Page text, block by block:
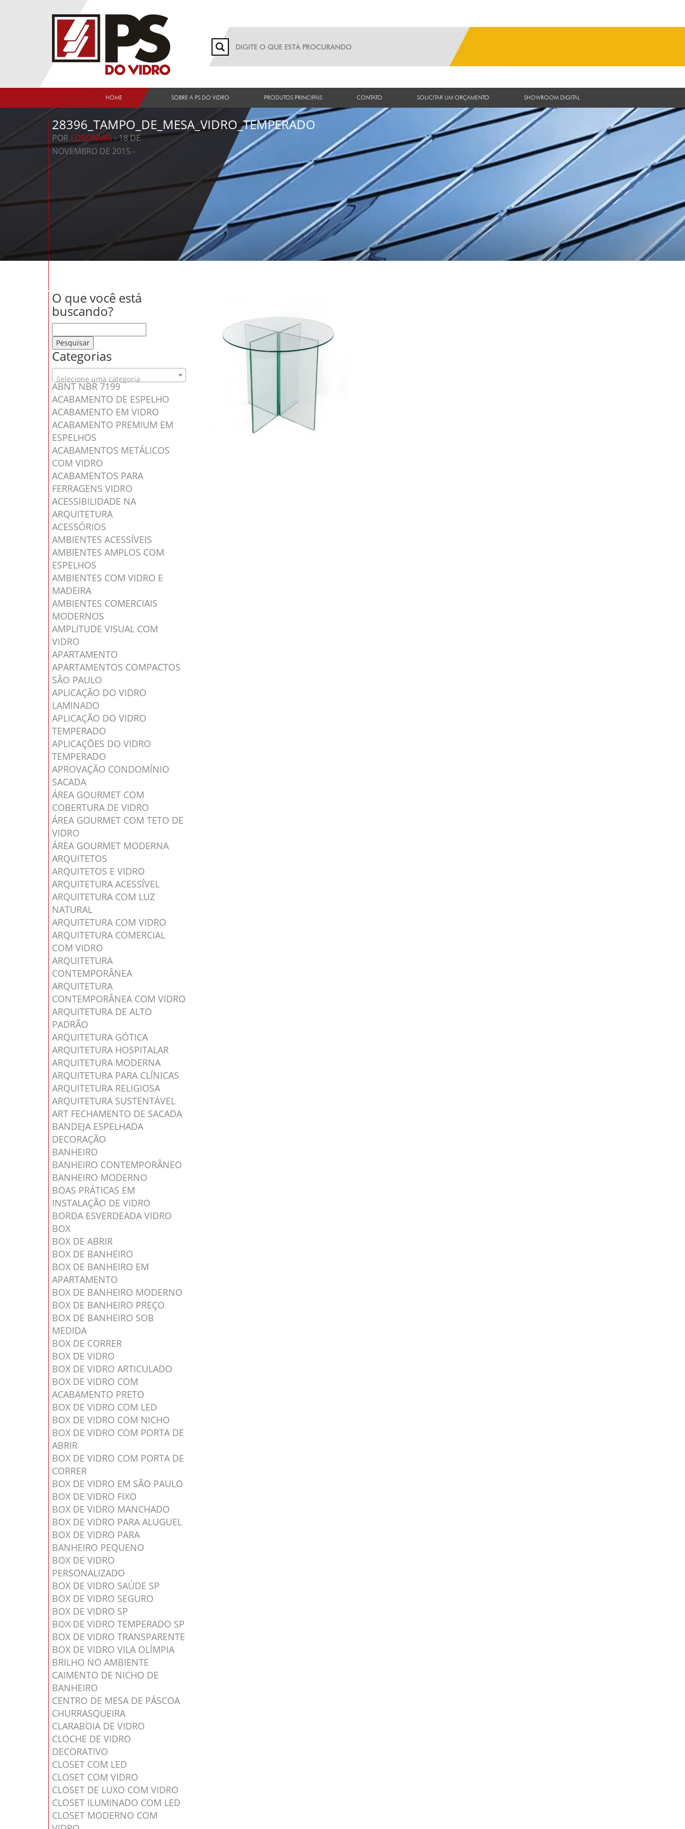
HOME SOBRE A PS DO VIDRO PRODUTOS PRINCIPAIS CONTATO SOLICITAR UM ORÇAMENTO SHOWROOM DIGITAL
28396_TAMPO_DE_MESA_VIDRO_TEMPERADO
POR EDSONMRI- 18 DE
NOVEMBRO DE 2015 -
O que você está
buscando?
Categorias
Selecione uma categoria
ABNT NBR 7199
ACABAMENTO DE ESPELHO
ACABAMENTO EM VIDRO
ACABAMENTO PREMIUM EM
ESPELHOS
ACABAMENTOS METÁLICOS
COM VIDRO
ACABAMENTOS PARA
FERRAGENS VIDRO
ACESSIBILIDADE NA
ARQUITETURA
ACESSÓRIOS
AMBIENTES ACESSÍVEIS
AMBIENTES AMPLOS COM
ESPELHOS
AMBIENTES COM VIDRO E
MADEIRA
AMBIENTES COMERCIAIS
MODERNOS
AMPLITUDE VISUAL COM
VIDRO
APARTAMENTO
APARTAMENTOS COMPACTOS
SÃO PAULO
APLICAÇÃO DO VIDRO
LAMINADO
APLICAÇÃO DO VIDRO
TEMPERADO
APLICAÇÕES DO VIDRO
TEMPERADO
APROVAÇÃO CONDOMÍNIO
SACADA
ÁREA GOURMET COM
COBERTURA DE VIDRO
ÁREA GOURMET COM TETO DE
VIDRO
ÁREA GOURMET MODERNA
ARQUITETOS
ARQUITETOS E VIDRO
ARQUITETURA ACESSÍVEL
ARQUITETURA COM LUZ
NATURAL
ARQUITETURA COM VIDRO
ARQUITETURA COMERCIAL
COM VIDRO
ARQUITETURA
CONTEMPORÂNEA
ARQUITETURA
CONTEMPORÂNEA COM VIDRO
ARQUITETURA DE ALTO
PADRÃO
ARQUITETURA GÓTICA
ARQUITETURA HOSPITALAR
ARQUITETURA MODERNA
ARQUITETURA PARA CLÍNICAS
ARQUITETURA RELIGIOSA
ARQUITETURA SUSTENTÁVEL
ART FECHAMENTO DE SACADA
BANDEJA ESPELHADA
DECORAÇÃO
BANHEIRO
BANHEIRO CONTEMPORÂNEO
BANHEIRO MODERNO
BOAS PRÁTICAS EM
INSTALAÇÃO DE VIDRO
BORDA ESVERDEADA VIDRO
BOX
BOX DE ABRIR
BOX DE BANHEIRO
BOX DE BANHEIRO EM
APARTAMENTO
BOX DE BANHEIRO MODERNO
BOX DE BANHEIRO PREÇO
BOX DE BANHEIRO SOB
MEDIDA
BOX DE CORRER
BOX DE VIDRO
BOX DE VIDRO ARTICULADO
BOX DE VIDRO COM
ACABAMENTO PRETO
BOX DE VIDRO COM LED
BOX DE VIDRO COM NICHO
BOX DE VIDRO COM PORTA DE
ABRIR
BOX DE VIDRO COM PORTA DE
CORRER
BOX DE VIDRO EM SÃO PAULO
BOX DE VIDRO FIXO
BOX DE VIDRO MANCHADO
BOX DE VIDRO PARA ALUGUEL
BOX DE VIDRO PARA
BANHEIRO PEQUENO
BOX DE VIDRO
PERSONALIZADO
BOX DE VIDRO SAÚDE SP
BOX DE VIDRO SEGURO
BOX DE VIDRO SP
BOX DE VIDRO TEMPERADO SP
BOX DE VIDRO TRANSPARENTE
BOX DE VIDRO VILA OLÍMPIA
BRILHO NO AMBIENTE
CAIMENTO DE NICHO DE
BANHEIRO
CENTRO DE MESA DE PÁSCOA
CHURRASQUEIRA
CLARABOIA DE VIDRO
CLOCHE DE VIDRO
DECORATIVO
CLOSET COM LED
CLOSET COM VIDRO
CLOSET DE LUXO COM VIDRO
CLOSET ILUMINADO COM LED
CLOSET MODERNO COM